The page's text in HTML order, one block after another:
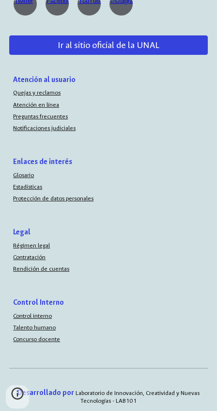
Ir al sitio oficial de la UNAL
Atención al usuario
Quejas y reclamos
Atención en línea
Preguntas frecuentes
Notificaciones judiciales
Enlaces de interés
Glosario
Estadísticas
Protección de datos personales
Legal
Régimen legal
Contratación
Rendición de cuentas
Control Interno
Control interno
Talento humano
Concurso docente
Desarrollado porLaboratorio de Innovación, Creatividad y Nuevas
Tecnologías - LAB101